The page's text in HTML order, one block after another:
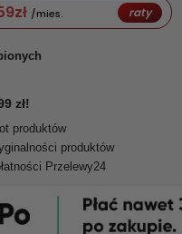
zł /mies. raty
zł!
produktów
produktów
Przelewy24